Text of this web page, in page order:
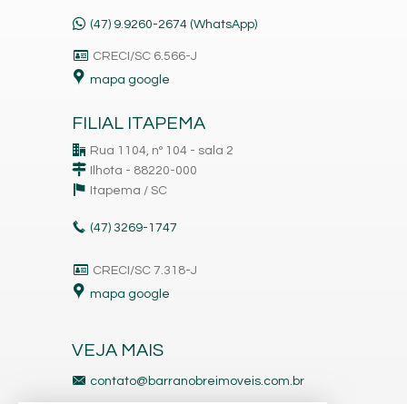
(47) 9.9260-2674 (WhatsApp)
CRECI/SC 6.566-J
mapa google
FILIAL ITAPEMA
Rua 1104, nº 104 - sala 2
Ilhota - 88220-000
Itapema / SC
(47) 3269-1747
CRECI/SC 7.318-J
mapa google
VEJA MAIS
contato@barranobreimoveis.com.br